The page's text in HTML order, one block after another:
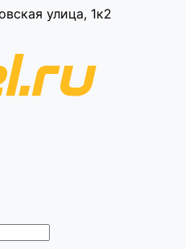
улица, 1к2